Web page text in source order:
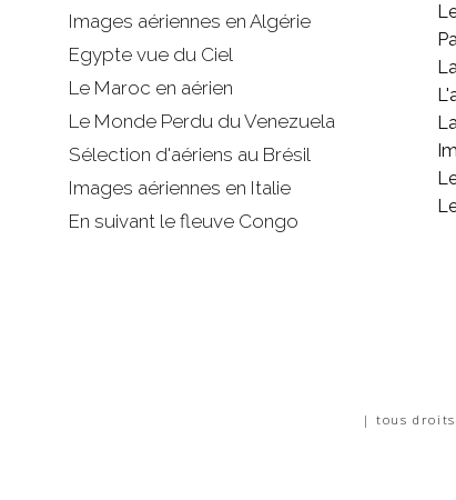
Images aériennes en Algérie
Egypte vue du Ciel
Le Maroc en aérien
Le Monde Perdu du Venezuela
Sélection d'aériens au Brésil
Images aériennes en Italie
En suivant le fleuve Congo
| tous droits